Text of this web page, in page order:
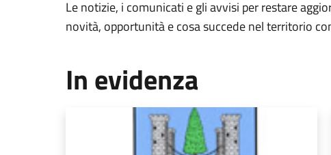
Le notizie, i comunicati e gli avvisi per restare
novità, opportunità e cosa succede nel territorio
In evidenza